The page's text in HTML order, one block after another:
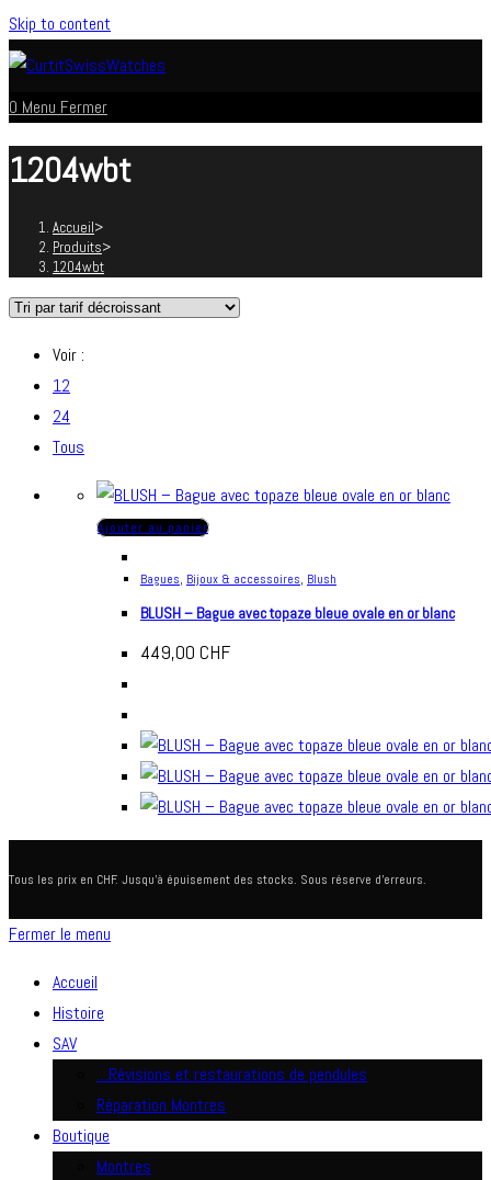
Skip to content
0 Menu Fermer
1204wbt
Accueil>
Produits>
1204wbt
Voir :
12
24
Tous
Ajouter au panier
Bagues, Bijoux & accessoires, Blush
BLUSH – Bague avec topaze bleue ovale en or blanc
449,00 CHF
Tous les prix en CHF. Jusqu'à épuisement des stocks. Sous réserve d'erreurs.
Fermer le menu
Accueil
Histoire
SAV
…Révisions et restaurations de pendules
Réparation Montres
Boutique
Montres